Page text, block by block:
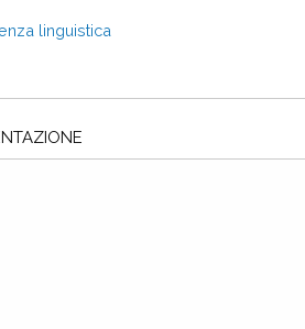
linguistica